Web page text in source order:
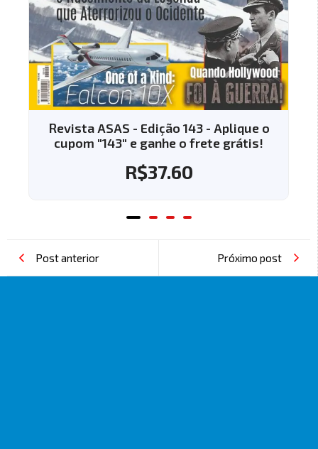
143 - Aplique o
o frete grátis!
Revista ASAS - Edição 144
cupom "144" e ganhe o
Post anterior Próximo post